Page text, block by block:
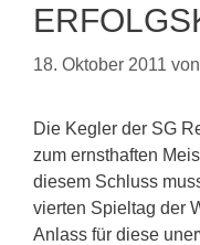
18. Oktober 2011 von
Die Kegler der SG
zum ernsthaften
diesem Schluss
vierten Spieltag der
Anlass für diese